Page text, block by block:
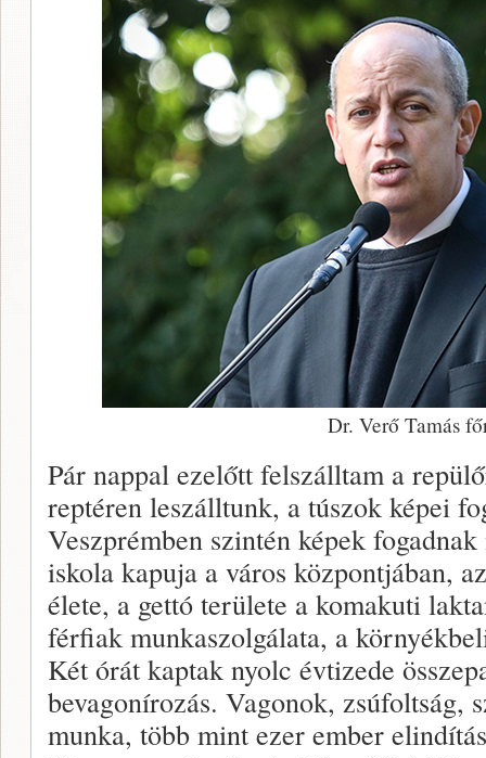
Dr. Verő Tamás
Pár nappal ezelőtt felszálltam a
reptéren leszálltunk, a túszok képei
Veszprémben szintén képek
iskola kapuja a város központjában,
élete, a gettó területe a komakuti
férfiak munkaszolgálata, a
Két órát kaptak nyolc évtizede
bevagonírozás. Vagonok, zsúfoltság,
munka, több mint ezer ember